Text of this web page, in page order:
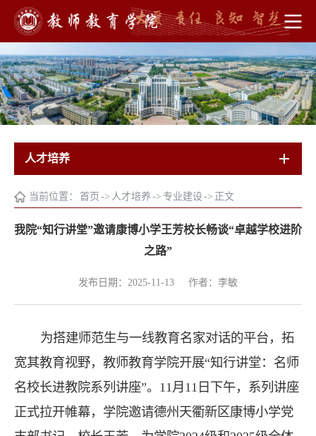
人才培养
当前位置： 首页 -> 人才培养 -> 专业建设-> 正文
我院“知行讲堂”邀请康博小学王芳校长畅谈“卓越学校进阶
之路”
发布日期：2025-11-13 作者：李敏
为搭建师范生与一线教育名家对话的平台，拓
宽其教育视野，教师教育学院开展“知行讲堂：名师
名校长进教院系列讲座”。11月11日下午，系列讲座
正式拉开帷幕，学院邀请德州天衢新区康博小学党